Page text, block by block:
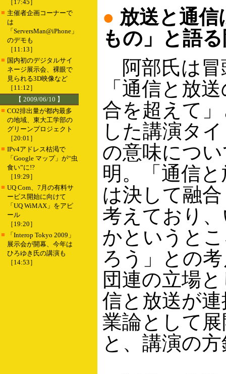
［17:45］
■ 主催者企画コーナーで
は
「ServersMan@iPhone」
のデモも
［11:13］
■ 国内初のデジタルサイ
ネージ展示会、裸眼で
見られる3D映像など
［11:12］
【 2009/06/10 】
■ CO2排出量が都内最多
の地域、東大工学部の
グリーンプロジェクト
［20:01］
■ IPv4アドレス枯渇で
「Google マップ」が“虫
食い”に!?
［19:29］
■ UQ Com、7月の有料サ
ービス開始に向けて
「UQ WiMAX」をアピ
ール
［19:20］
■
「Interop Tokyo 2009」
展示会が開幕、今年は
ひろゆき氏の講演も
［14:53］
● 放送と通信
もの」と語
阿部氏は冒
「通信と放
合を超えて
した講演タ
の意味につ
明。「通信と
は決して融
考えており
かというと
ろう」との
団連の立場
信と放送が
業論として
と、講演の